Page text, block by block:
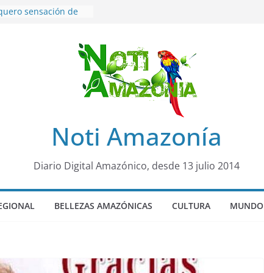
sensación de
su nueva reina por
de dormir mal en
Panamazónico, d
y sociedad
Prefectura
Noti Amazonía
Diario Digital Amazónico, desde 13 julio 2014
BELLEZAS AMAZÓNICAS CULTURA MUNDO